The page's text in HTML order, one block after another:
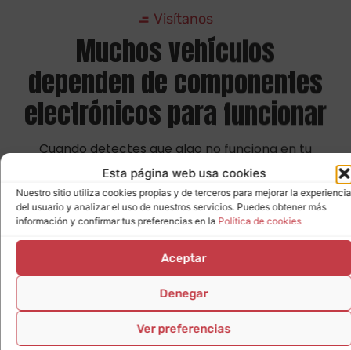
Esta página web usa cookies
Nuestro sitio utiliza cookies propias y de terceros para mejorar la experiencia
del usuario y analizar el uso de nuestros servicios. Puedes obtener más
información y confirmar tus preferencias en la Política de cookies
Aceptar
Denegar
Ver preferencias
Muchos vehículos
dependen de componentes
electrónicos para funcionar
Cuando detectes que algo no funciona en tu
coche podemos ayudarte
Estos componentes en muchas ocasiones, generan
averías desconocidas para el usuario, y que requieren
delequipamiento adecuadopara descubrir cuál es
el problema y el procedimiento para arreglarlo.
Esta es la misión de lasmáquinas de diagnosis, que
permiten a los profesionales del motor analizar en
avería, si es que existe, y proceder de la manera
correcta a su reparación. No importa si es una
pequeña avería electrónica o un grave fallo del motor.